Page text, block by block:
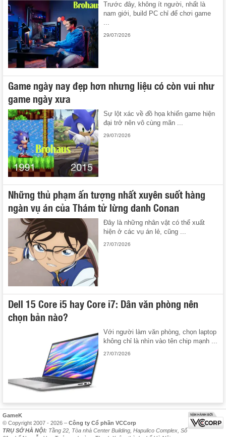
Trước đây, không ít người, nhất là
nam giới, build PC chỉ để chơi game
...
29/07/2026
Game ngày nay đẹp hơn nhưng liệu có còn vui như
game ngày xưa
Sự lột xác về đồ họa khiến game hiện
đại trở nên vô cùng mãn ...
29/07/2026
Những thủ phạm ấn tượng nhất xuyên suốt hàng
ngàn vụ án của Thám tử lừng danh Conan
Đây là những nhân vật có thể xuất
hiện ở các vụ án lẻ, cũng ...
27/07/2026
Dell 15 Core i5 hay Core i7: Dân văn phòng nên
chọn bản nào?
Với người làm văn phòng, chọn laptop
không chỉ là nhìn vào tên chip mạnh ...
27/07/2026
GameK
© Copyright 2007 - 2026 – Công ty Cổ phần VCCorp
TRỤ SỞ HÀ NỘI: Tầng 22, Tòa nhà Center Building, Hapulico Complex, Số